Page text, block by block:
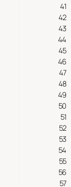
41
42
43
44
45
46
47
48
49
50
51
52
53
54
55
56
57